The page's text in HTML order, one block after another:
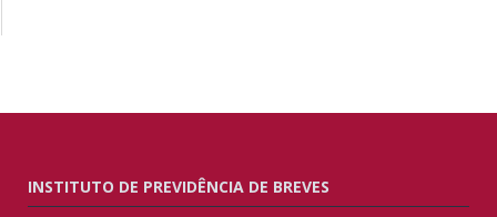
INSTITUTO DE PREVIDÊNCIA DE BREVES